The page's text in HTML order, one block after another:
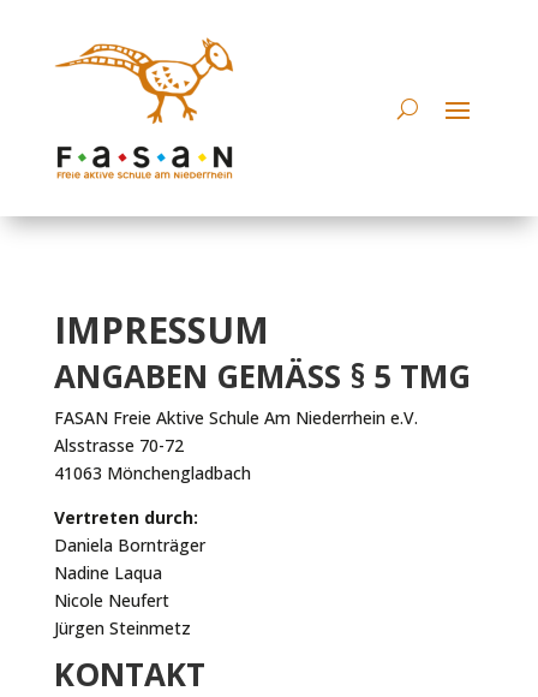
IMPRESSUM
ANGABEN GEMÄSS § 5 TMG
FASAN Freie Aktive Schule Am Niederrhein e.V.
Alsstrasse 70-72
41063 Mönchengladbach
Vertreten durch:
Daniela Bornträger
Nadine Laqua
Nicole Neufert
Jürgen Steinmetz
KONTAKT